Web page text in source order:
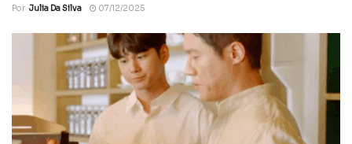
Por Julia Da Silva 07/12/2025